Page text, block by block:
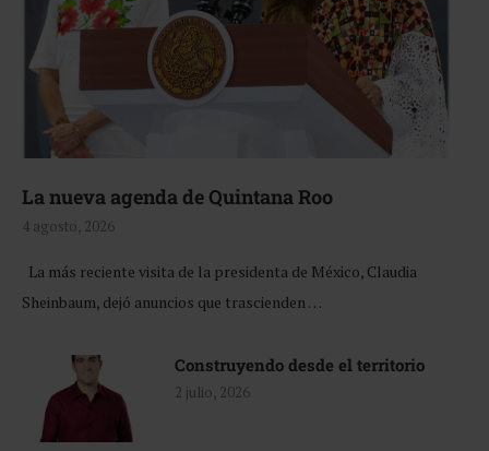
La nueva agenda de Quintana Roo
4 agosto, 2026
La más reciente visita de la presidenta de México, Claudia
Sheinbaum, dejó anuncios que trascienden …
Construyendo desde el territorio
2 julio, 2026